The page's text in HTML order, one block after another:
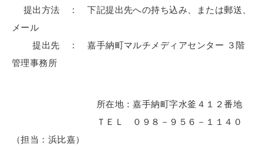
提出方法 ： 下記提出先への持ち込み、または郵送、
メール
提出先 ： 嘉手納町マルチメディアセンター ３階
管理事務所
所在地：嘉手納町字水釜４１２番地
ＴＥＬ ０９８－９５６－１１４０
（担当：浜比嘉）